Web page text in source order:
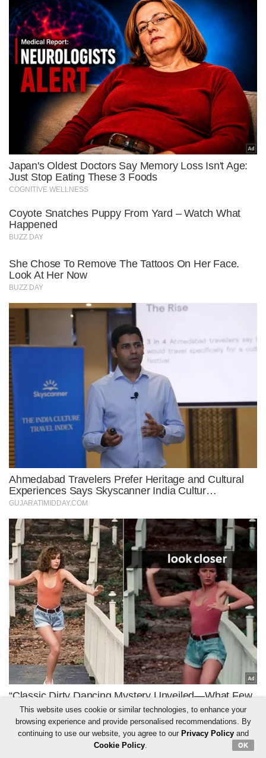
This website uses cookie or similar technologies, to enhance your
browsing experience and provide personalised recommendations. By
continuing to use our website, you agree to our Privacy Policyand
Cookie Policy. OK